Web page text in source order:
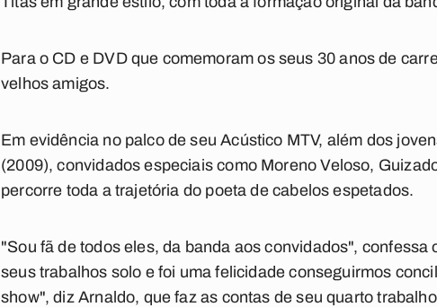
Para o CD e DVD que comemoram os seus 30 anos de
velhos amigos.
Em evidência no palco de seu Acústico MTV, além dos
(2009), convidados especiais como Moreno Veloso,
percorre toda a trajetória do poeta de cabelos espetados.
"Sou fã de todos eles, da banda aos convidados",
seus trabalhos solo e foi uma felicidade conseguirmos
show", diz Arnaldo, que faz as contas de seu quarto